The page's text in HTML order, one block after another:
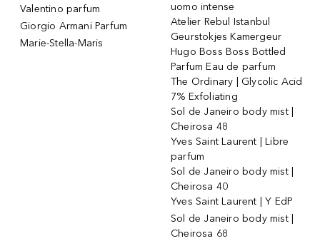
Valentino parfum
Giorgio Armani Parfum
Marie-Stella-Maris
uomo intense
Atelier Rebul Istanbul
Geurstokjes Kamergeur
Hugo Boss Boss Bottled
Parfum Eau de parfum
The Ordinary | Glycolic Acid
7% Exfoliating
Sol de Janeiro body mist |
Cheirosa 48
Yves Saint Laurent | Libre
parfum
Sol de Janeiro body mist |
Cheirosa 40
Yves Saint Laurent | Y EdP
Sol de Janeiro body mist |
Cheirosa 68